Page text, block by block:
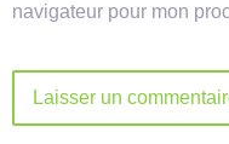
navigateur pour mon